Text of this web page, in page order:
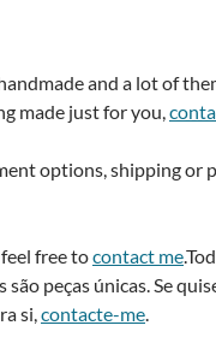
and a lot of
made just for you,
options, shipping or
free tocontact me
peças únicas. Se
si, contacte-me